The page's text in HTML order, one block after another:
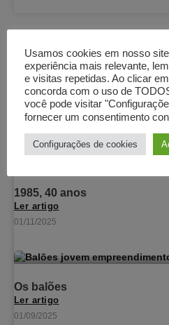
Poderoso
Ler artigo
1985, 40 anos
Ler artigo
01/11/2025
Os balões
Ler artigo
01/09/2025
Usamos cookies em nosso
experiência mais relevante,
e visitas repetidas. Ao clicar
concorda com o uso de
você pode visitar
fornecer um consentimento
Configurações de cookies